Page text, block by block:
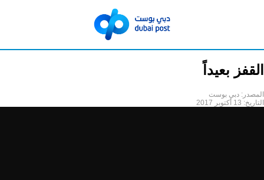
القفز بعيداً
المصدر: دبي بوست
التاريخ: 13 أكتوبر 2017